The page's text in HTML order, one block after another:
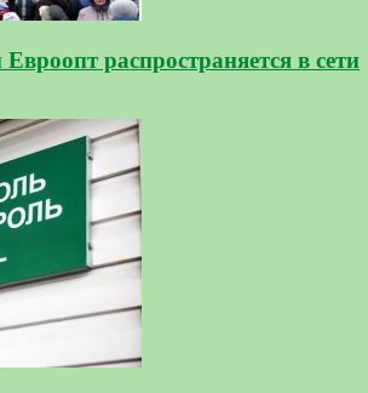
распространяется в сети